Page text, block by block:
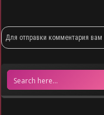
Для отправки комментария